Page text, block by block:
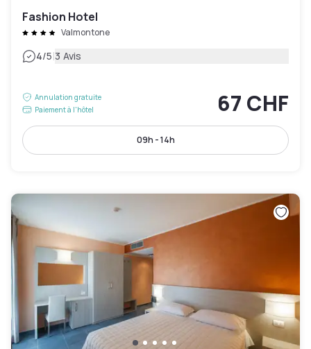
Fashion Hotel
Valmontone
4/5|3 Avis
Annulation gratuite
Paiement à l'hôtel
67 CHF
09h - 14h